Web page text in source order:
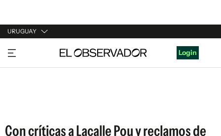
URUGUAY
URUGUAY
ARGENTINA
Login
Con críticas a Lacalle Pou y reclamos de